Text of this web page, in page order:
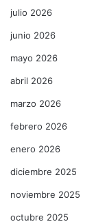
julio 2026
junio 2026
mayo 2026
abril 2026
marzo 2026
febrero 2026
enero 2026
diciembre 2025
noviembre 2025
octubre 2025